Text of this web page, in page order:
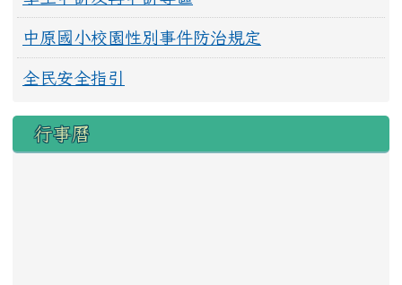
中原國小校園性別事件防治規定
全民安全指引
行事曆